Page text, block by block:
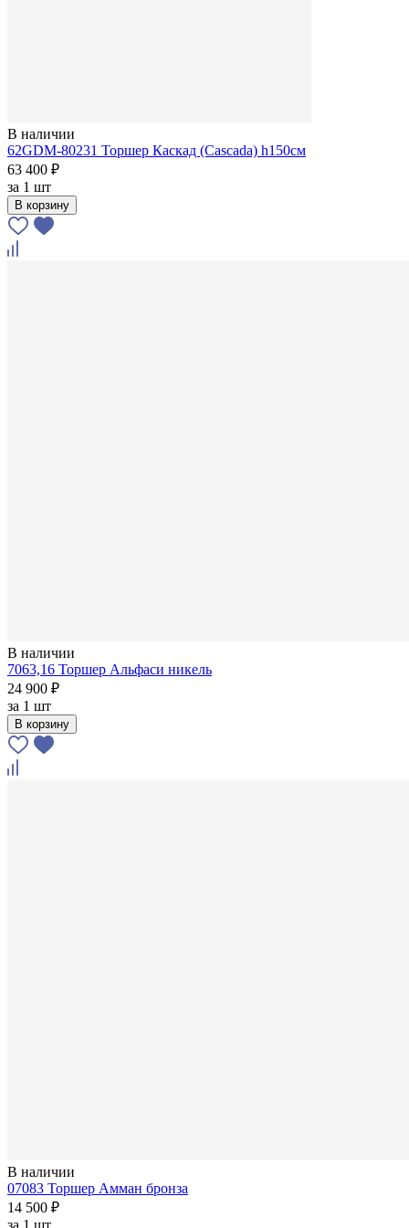
В наличии
62GDM-80231 Торшер Каскад (Cascada) h150см
63 400 ₽
за 1 шт
В корзину
В наличии
7063,16 Торшер Альфаси никель
24 900 ₽
за 1 шт
В корзину
В наличии
07083 Торшер Амман бронза
14 500 ₽
за 1 шт